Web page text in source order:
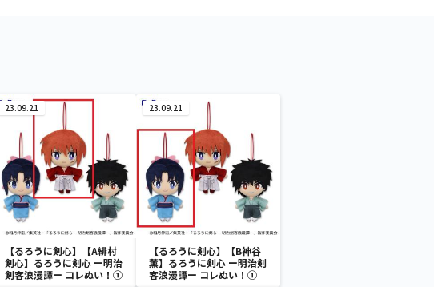
23.09.21
【るろうに剣心】【A緋村
剣心】るろうに剣心 ー明治
剣客浪漫譚ー コレぬい！①
23.09.21
【るろうに剣心】【B神谷
薫】るろうに剣心 ー明治剣
客浪漫譚ー コレぬい！①